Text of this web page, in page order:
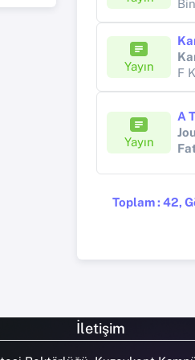
Yayın
F
Yayın
Toplam : 42,
İletişim